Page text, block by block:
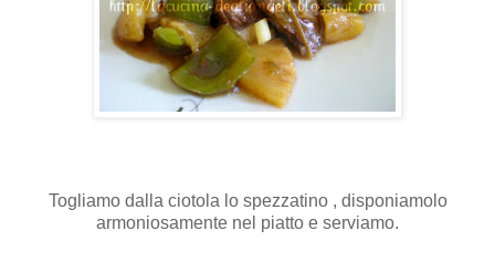
Togliamo dalla ciotola lo spezzatino , disponiamolo
armoniosamente nel piatto e serviamo.